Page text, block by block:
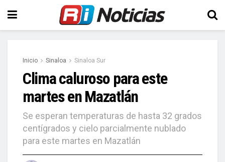
Inicio Sinaloa Sinaloa Sur
Clima caluroso para este
martes en Mazatlán
Se esperan temperaturas de hasta 32 grados
centígrados y cielo parcialmente nublado
para este martes en Mazatlán